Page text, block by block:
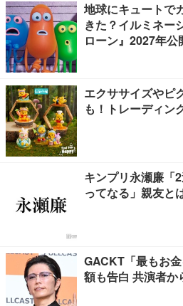
地球にキュートで
きた？イルミネー
ローン』2027年公
エクササイズやピ
も！トレーディン
キンプリ永瀬廉「
ってなる」親友と
GACKT「最もお
額も告白 共演者か